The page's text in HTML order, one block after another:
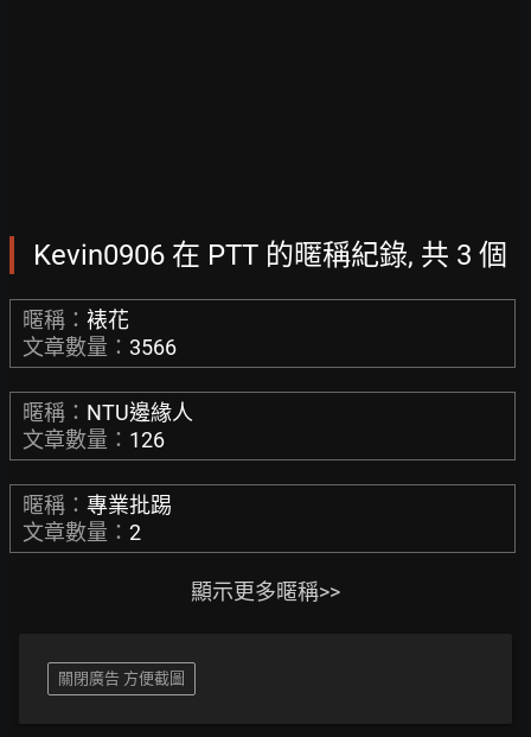
Kevin0906 在 PTT 的暱稱紀錄, 共 3 個
暱稱： 裱花
文章數量： 3566
暱稱： NTU邊緣人
文章數量： 126
暱稱： 專業批踢
文章數量： 2
顯示更多暱稱>>
關閉廣告 方便截圖